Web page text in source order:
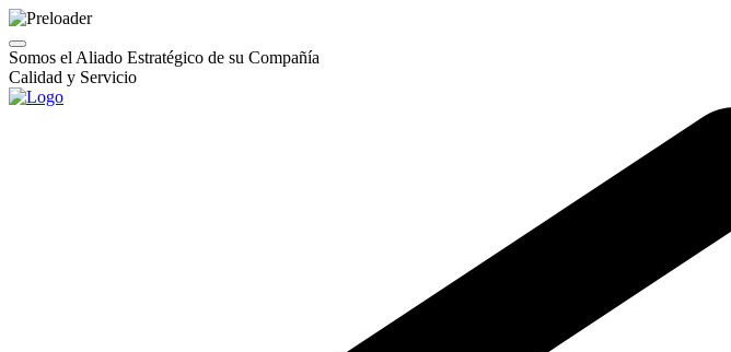
Somos el Aliado Estratégico de su Compañía
Calidad y Servicio